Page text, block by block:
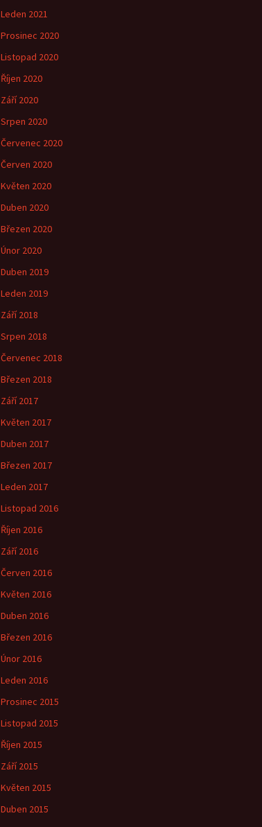
Leden 2021
Prosinec 2020
Listopad 2020
Říjen 2020
Září 2020
Srpen 2020
Červenec 2020
Červen 2020
Květen 2020
Duben 2020
Březen 2020
Únor 2020
Duben 2019
Leden 2019
Září 2018
Srpen 2018
Červenec 2018
Březen 2018
Září 2017
Květen 2017
Duben 2017
Březen 2017
Leden 2017
Listopad 2016
Říjen 2016
Září 2016
Červen 2016
Květen 2016
Duben 2016
Březen 2016
Únor 2016
Leden 2016
Prosinec 2015
Listopad 2015
Říjen 2015
Září 2015
Květen 2015
Duben 2015